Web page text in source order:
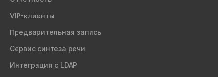
VIP-клиенты
Предварительная запись
Сервис синтеза речи
Интеграция с LDAP